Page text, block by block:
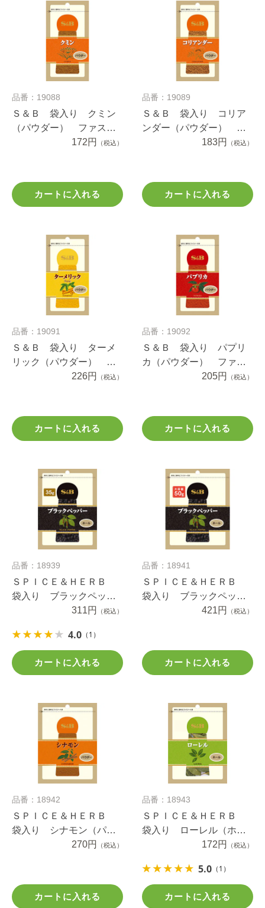
品番：19088
Ｓ＆Ｂ 袋入り クミン
（パウダー） ファスナ
ー付き １２ｇ172円 （税込）
カートに入れる
品番：19089
Ｓ＆Ｂ 袋入り コリア
ンダー（パウダー） フ
ァスナー付き １１.５ｇ
183円 （税込）
カートに入れる
品番：19091
Ｓ＆Ｂ 袋入り ターメ
リック（パウダー） フ
ァスナー付き １４ｇ
226円 （税込）
カートに入れる
品番：19092
Ｓ＆Ｂ 袋入り パプリ
カ（パウダー） ファス
ナー付き １５ｇ
205円 （税込）
カートに入れる
品番：18939
ＳＰＩＣＥ＆ＨＥＲＢ
袋入り ブラックペッパ
ー（ホール） ３５ｇ
311円 （税込）
4.0 （1）
カートに入れる
品番：18941
ＳＰＩＣＥ＆ＨＥＲＢ
袋入り ブラックペッパ
ー（ホール） ５０ｇ
421円 （税込）
カートに入れる
品番：18942
ＳＰＩＣＥ＆ＨＥＲＢ
袋入り シナモン（パウ
ダー） ２４ｇ270円 （税込）
カートに入れる
品番：18943
ＳＰＩＣＥ＆ＨＥＲＢ
袋入り ローレル（ホー
172円 （税込）
5.0 （1）
カートに入れる